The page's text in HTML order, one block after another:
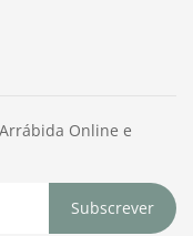
Online e
Subscrever